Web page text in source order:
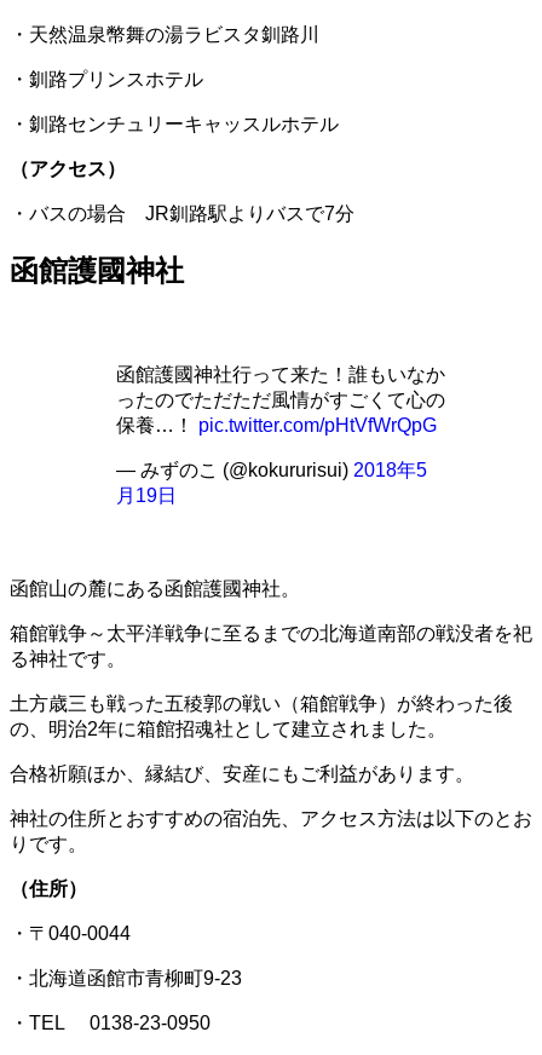
・天然温泉幣舞の湯ラビスタ釧路川
・釧路プリンスホテル
・釧路センチュリーキャッスルホテル
（アクセス）
・バスの場合 JR釧路駅よりバスで7分
函館護國神社
函館護國神社行って来た！誰もいなか
ったのでただただ風情がすごくて心の
保養…！ pic.twitter.com/pHtVfWrQpG
— みずのこ (@kokururisui) 2018年5
月19日
函館山の麓にある函館護國神社。
箱館戦争～太平洋戦争に至るまでの北海道南部の戦没者を祀
る神社です。
土方歳三も戦った五稜郭の戦い（箱館戦争）が終わった後
の、明治2年に箱館招魂社として建立されました。
合格祈願ほか、縁結び、安産にもご利益があります。
神社の住所とおすすめの宿泊先、アクセス方法は以下のとお
りです。
（住所）
・〒040-0044
・北海道函館市青柳町9-23
・TEL 0138-23-0950